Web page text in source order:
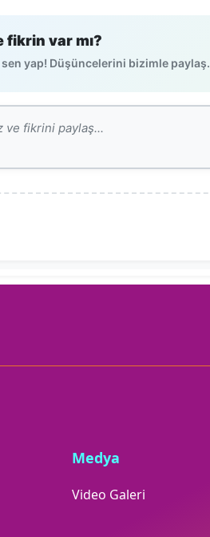
fikrin var mı?
yap! Düşüncelerini bizimle paylaş.
Medya
Video Galeri